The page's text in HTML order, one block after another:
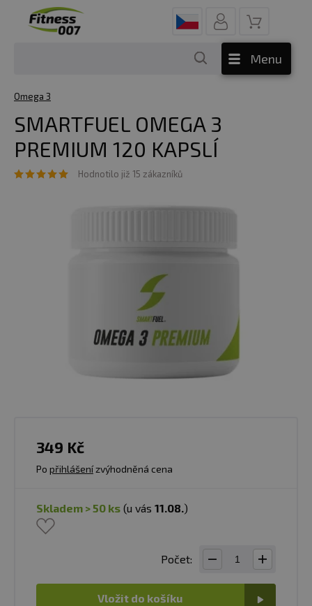
Menu
Omega 3
SMARTFUEL OMEGA 3
PREMIUM 120 KAPSLÍ
Hodnotilo již 15 zákazníků
349 Kč
Po přihlášenízvýhodněná cena
skladem > 50 ks (u vás 11.08.)
Počet:
Vložit do košíku